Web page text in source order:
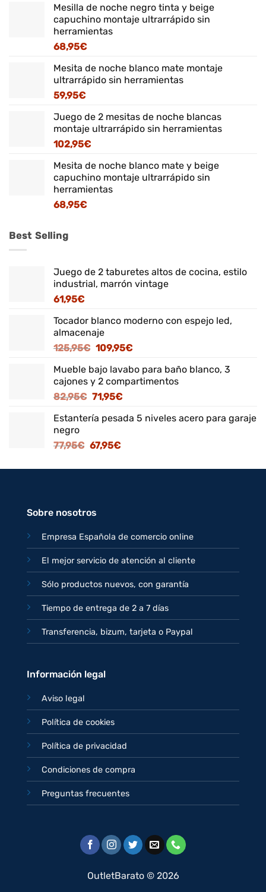
Mesilla de noche negro tinta y beige
capuchino montaje ultrarrápido sin
herramientas
68,95€
Mesita de noche blanco mate montaje
ultrarrápido sin herramientas
59,95€
Juego de 2 mesitas de noche blancas
montaje ultrarrápido sin herramientas
102,95€
Mesita de noche blanco mate y beige
capuchino montaje ultrarrápido sin
herramientas
68,95€
Best Selling
Juego de 2 taburetes altos de cocina, estilo
industrial, marrón vintage
61,95€
Tocador blanco moderno con espejo led,
almacenaje
125,95€ El
original
era:
125,95€.
109,95€El
actual
es:
Mueble bajo lavabo para baño blanco, 3
cajones y 2 compartimentos
82,95€ El
original
82,95€.
71,95€El
actual
Estantería pesada 5 niveles acero para garaje
negro
77,95€ El
original
67,95€El
actual
Sobre nosotros
Empresa Española de comercio online
El mejor servicio de atención al cliente
Sólo productos nuevos, con garantía
Tiempo de entrega de 2 a 7 días
Transferencia, bizum, tarjeta o Paypal
Información legal
Aviso legal
Política de cookies
Política de privacidad
Condiciones de compra
Preguntas frecuentes
OutletBarato © 2026